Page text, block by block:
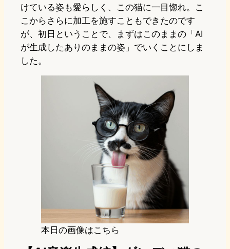
けている姿も愛らしく、この猫に一目惚れ。こ
こからさらに加工を施すこともできたのです
が、初日ということで、まずはこのままの「AI
が生成したありのままの姿」でいくことにしま
した。
本日の画像はこちら